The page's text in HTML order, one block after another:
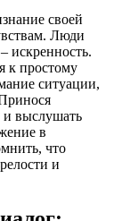
своей
Люди
искренность.
к простому
ситуации,
и выслушать
в
что
и